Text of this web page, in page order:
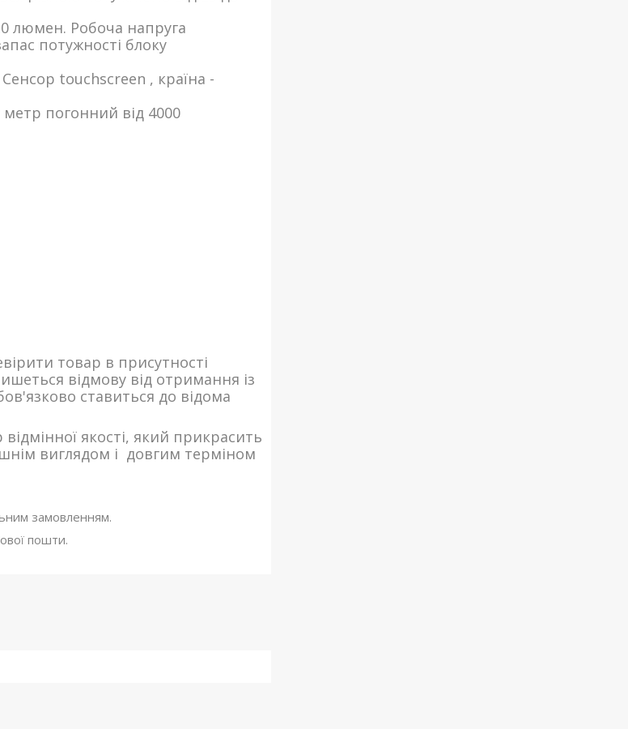
люмен. Робоча напруга
потужності блоку
touchscreen , країна -
метр погонний від 4000
товар в присутності
відмову від отримання із
ставиться до відома
якості, який прикрасить
виглядом і довгим терміном
замовленням.
пошти.